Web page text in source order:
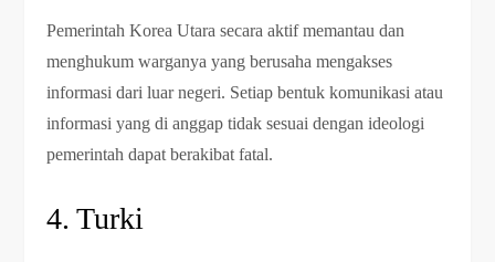
Pemerintah Korea Utara secara aktif memantau dan
menghukum warganya yang berusaha mengakses
informasi dari luar negeri. Setiap bentuk komunikasi atau
informasi yang di anggap tidak sesuai dengan ideologi
pemerintah dapat berakibat fatal.
4. Turki